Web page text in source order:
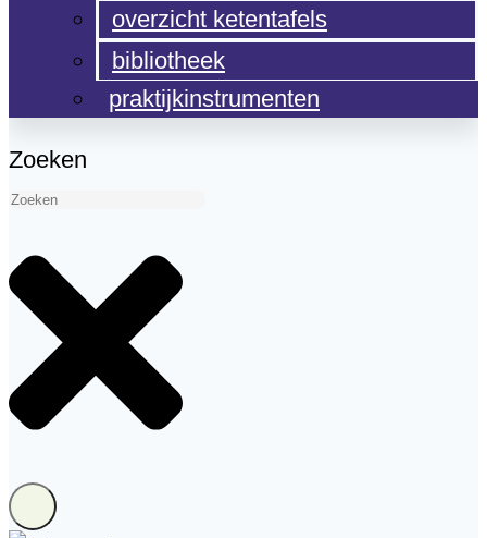
overzicht ketentafels
bibliotheek
praktijkinstrumenten
Zoeken